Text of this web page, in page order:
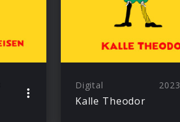
Digital 2023
Kalle Theodor